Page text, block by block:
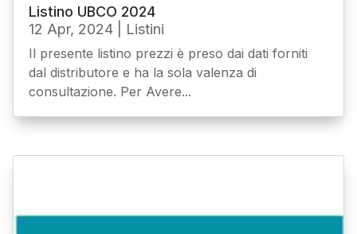
Listino UBCO 2024
12 Apr, 2024
Listini
Il presente listino prezzi è preso dai dati forniti
dal distributore e ha la sola valenza di
consultazione. Per Avere...